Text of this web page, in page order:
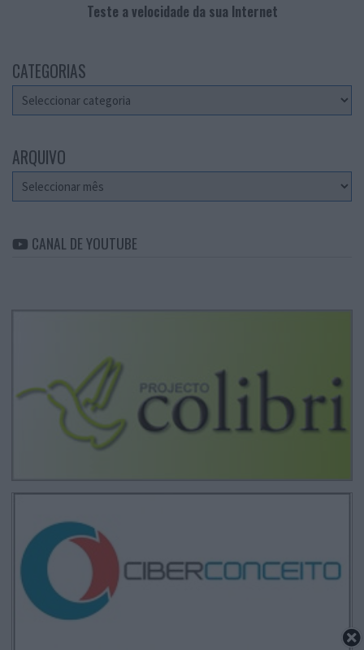
Teste a velocidade da sua Internet
CATEGORIAS
Categorias
ARQUIVO
Arquivo
CANAL DE YOUTUBE